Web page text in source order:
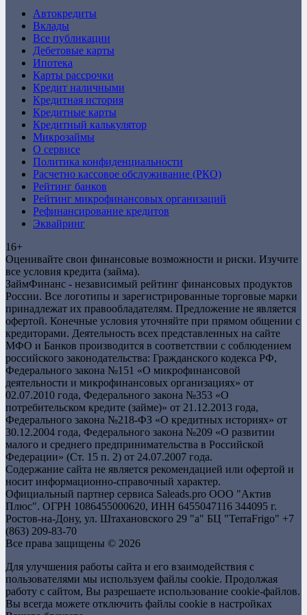
ZaymFinans
Автокредиты
Вклады
Все публикации
Дебетовые карты
Ипотека
Карты рассрочки
Кредит наличными
Кредитная история
Кредитные карты
Кредитный калькулятор
Микрозаймы
О сервисе
Политика конфиденциальности
Расчетно кассовое обслуживание (РКО)
Рейтинг банков
Рейтинг микрофинансовых организаций
Рефинансирование кредитов
Эквайринг
16+
Оценивайте свои финансовые возможности и риски. Изучите
все условия кредита (займа).
ЗаймФинанс - независимый рейтинг финансовых продуктов
России. Все логотипы и зарегистрированные торговые марки
принадлежат их правообладателям. Предложение не является
офертой. Конечные условия уточняйте при прямом общении с
кредиторами. Деятельность всех представленных на сайте
МФО и Банков производится в соответствии с соблюдением
российского законодательства: Гражданского кодекса РФ,
Федерального закона №151 «О микрофинансовой
деятельности и микрофинансовых организациях» от
02.07.2010 года, Федерального закона №353 «О
потребительском кредите (займе)» от 21.12.2013 года,
Федерального закона №218-ФЗ «О кредитных историях» от
30.12.2004 года, Федерального закона №209 «О развитии
малого и среднего предпринимательства в Российской
Федерации» (Ст. 15 п. 2) от 24.07.2007 года.
Содержание сайта не является рекомендацией или офертой и
носит информационно-справочный характер.
Официальный партнер сервиса Saleads.pro OOO "Актив
Плюс". ОГРН 1086455000620, ИНН 6455047116 344095 г.
Ростов-на-Дону, ул. Штахановского 29 "а" БЦ "TerraFrigo" +7
(863) 209-83-70
Все права защищены © 2026
Для улучшения работы сайта и его взаимодействия с
пользователями мы используем файлы cookie. Продолжая
работу с сайтом, Вы разрешаете использование cookie-файлов.
Вы всегда можете отключить файлы cookie в настройках